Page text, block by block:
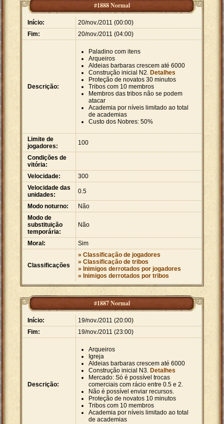
#1888 Normal
Início:
20/nov./2011 (00:00)
Fim:
20/nov./2011 (04:00)
Descrição:
Paladino com itens
Arqueiros
Aldeias barbaras crescem até 6000
Construção inicial N2. Detalhes
Proteção de novatos 30 minutos
Tribos com 10 membros
Membros das tribos não se podem
atacar
Academia por níveis limitado ao total
de academias
Custo dos Nobres: 50%
Limite de
jogadores:
100
Condições de
vitória:
Velocidade:
300
Velocidade das
unidades:
0.5
Modo noturno:
Não
Modo de
substituição
temporária:
Não
Moral: Sim
Classificações
» Classificação de jogadores
» Classificação de tribos
» Inimigos derrotados por jogadores
» Inimigos derrotados por tribos
#1887 Normal
Início:
19/nov./2011 (20:00)
Fim:
19/nov./2011 (23:00)
Descrição:
Arqueiros
Igreja
Aldeias barbaras crescem até 6000
Construção inicial N3. Detalhes
Mercado: Só é possível trocas
comerciais com rácio entre 0.5 e 2.
Não é possível enviar recursos.
Proteção de novatos 10 minutos
Tribos com 10 membros
Academia por níveis limitado ao total
de academias